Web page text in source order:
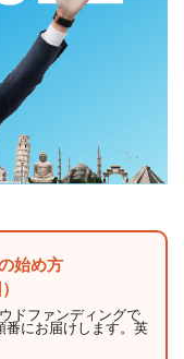
始め方
ドファンディングで
番にお届けします。英